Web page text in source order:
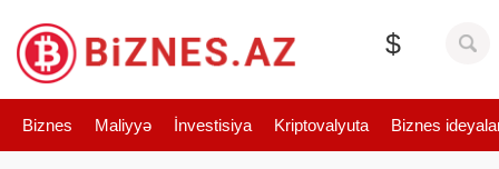
$
Biznes Maliyyə İnvestisiya Kriptovalyuta Biznes